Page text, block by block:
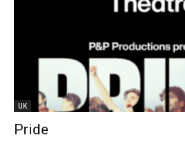
UK
Pride